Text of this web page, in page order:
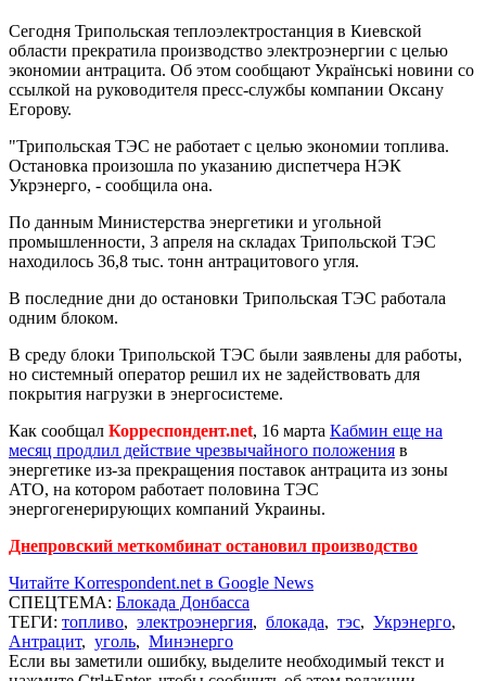
Сегодня Трипольская теплоэлектростанция в Киевской
области прекратила производство электроэнергии с целью
экономии антрацита. Об этом сообщают Українські новини со
ссылкой на руководителя пресс-службы компании Оксану
Егорову.
"Трипольская ТЭС не работает с целью экономии топлива.
Остановка произошла по указанию диспетчера НЭК
Укрэнерго, - сообщила она.
По данным Министерства энергетики и угольной
промышленности, 3 апреля на складах Трипольской ТЭС
находилось 36,8 тыс. тонн антрацитового угля.
В последние дни до остановки Трипольская ТЭС работала
одним блоком.
В среду блоки Трипольской ТЭС были заявлены для работы,
но системный оператор решил их не задействовать для
покрытия нагрузки в энергосистеме.
Как сообщал Корреспондент.net, 16 марта Кабмин еще на
месяц продлил действие чрезвычайного положения в
энергетике из-за прекращения поставок антрацита из зоны
АТО, на котором работает половина ТЭС
энергогенерирующих компаний Украины.
Днепровский меткомбинат остановил производство
Читайте Korrespondent.net в Google News
СПЕЦТЕМА: Блокада Донбасса
ТЕГИ: топливо, электроэнергия, блокада, тэс, Укрэнерго,
Антрацит, уголь, Минэнерго
Если вы заметили ошибку, выделите необходимый текст и